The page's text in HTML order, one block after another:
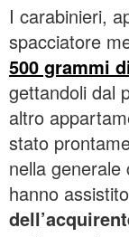
I carabinieri,
spacciatore
500 grammi
gettandoli dal
altro
stato
nella
hanno